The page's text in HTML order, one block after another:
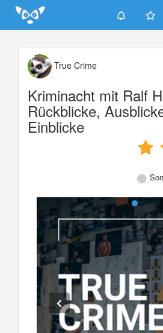
Update cookies preferences
True Crime
Kriminacht mit Ralf
Rückblicke,
Einblicke